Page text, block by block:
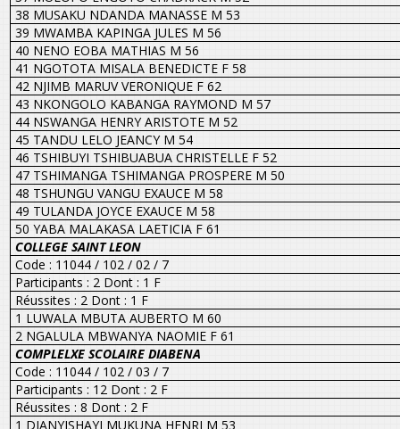
38 MUSAKU NDANDA MANASSE M 53
39 MWAMBA KAPINGA JULES M 56
40 NENO EOBA MATHIAS M 56
41 NGOTOTA MISALA BENEDICTE F 58
42 NJIMB MARUV VERONIQUE F 62
43 NKONGOLO KABANGA RAYMOND M 57
44 NSWANGA HENRY ARISTOTE M 52
45 TANDU LELO JEANCY M 54
46 TSHIBUYI TSHIBUABUA CHRISTELLE F 52
47 TSHIMANGA TSHIMANGA PROSPERE M 50
48 TSHUNGU VANGU EXAUCE M 58
49 TULANDA JOYCE EXAUCE M 58
50 YABA MALAKASA LAETICIA F 61
COLLEGE SAINT LEON
Code : 11044 / 102 / 02 / 7
Participants : 2 Dont : 1 F
Réussites : 2 Dont : 1 F
1 LUWALA MBUTA AUBERTO M 60
2 NGALULA MBWANYA NAOMIE F 61
COMPLELXE SCOLAIRE DIABENA
Code : 11044 / 102 / 03 / 7
Participants : 12 Dont : 2 F
Réussites : 8 Dont : 2 F
1 DIANYISHAYI MUKUNA HENRI M 53